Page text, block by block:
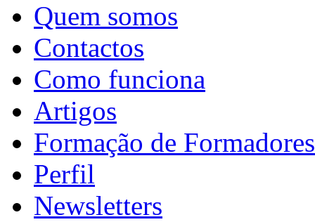
Quem somos
Contactos
Como funciona
Artigos
Formação de Formadores
Perfil
Newsletters